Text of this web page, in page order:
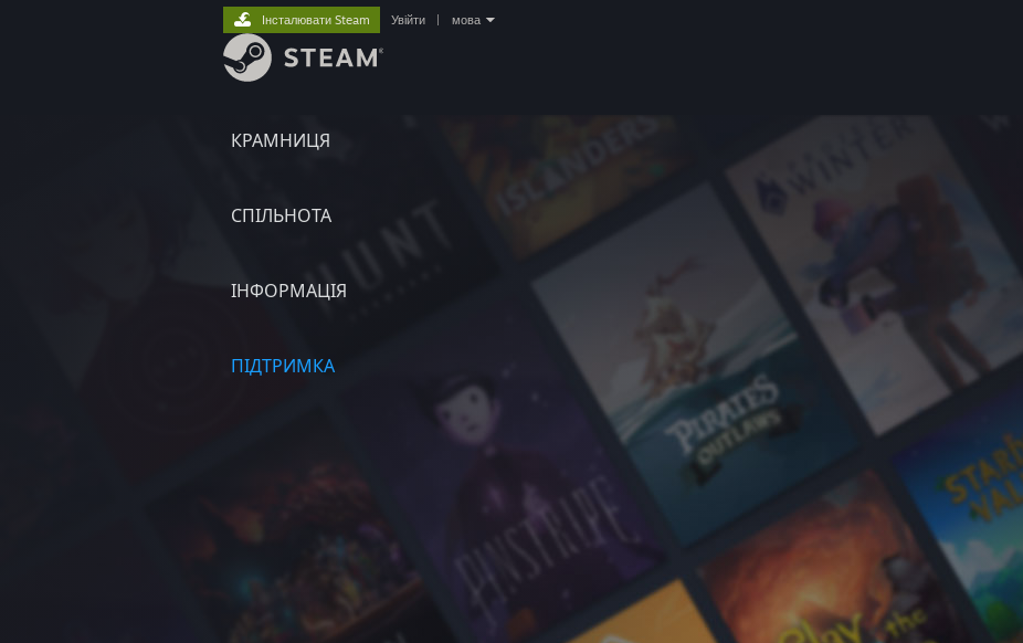
КРАМНИЦЯ
СПІЛЬНОТА
ІНФОРМАЦІЯ
ПІДТРИМКА
Інсталювати Steam Увійти мова